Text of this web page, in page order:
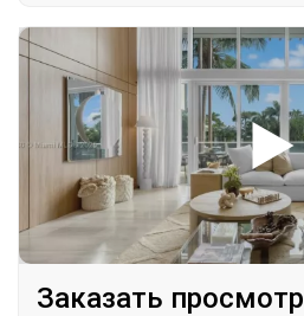
Заказать просмотр